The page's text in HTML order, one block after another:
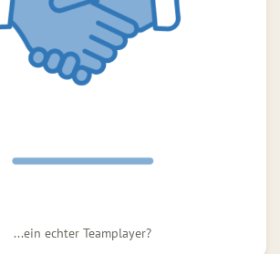
...ein echter Teamplayer?